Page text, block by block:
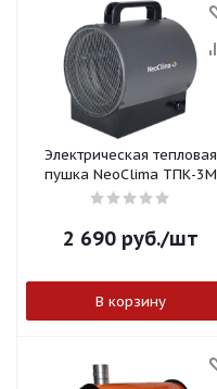
Электрическая тепловая
пушка NeoClima ТПК-3М
2 690руб./шт
В корзину